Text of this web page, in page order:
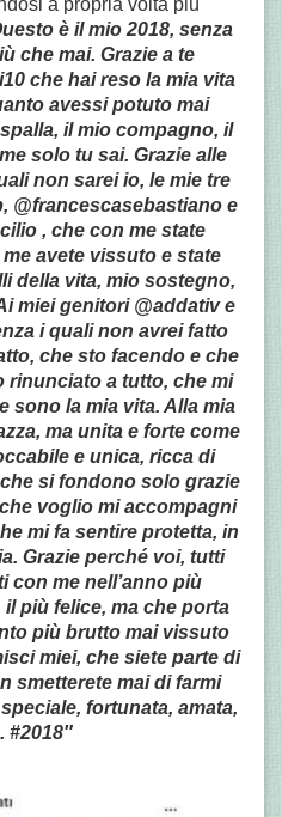
a propria volta più
è il mio 2018, senza
che mai. Grazie a te
che hai reso la mia vita
avessi potuto mai
il mio compagno, il
solo tu sai. Grazie alle
non sarei io, le mie tre
@francescasebastiano e
, che con me state
avete vissuto e state
della vita, mio sostegno,
miei genitori @addativ e
i quali non avrei fatto
che sto facendo e che
rinunciato a tutto, che mi
sono la mia vita. Alla mia
ma unita e forte come
e unica, ricca di
si fondono solo grazie
che voglio mi accompagni
mi fa sentire protetta, in
Grazie perché voi, tutti
con me nell’anno più
più felice, ma che porta
più brutto mai vissuto
miei, che siete parte di
smetterete mai di farmi
fortunata, amata,
#2018″